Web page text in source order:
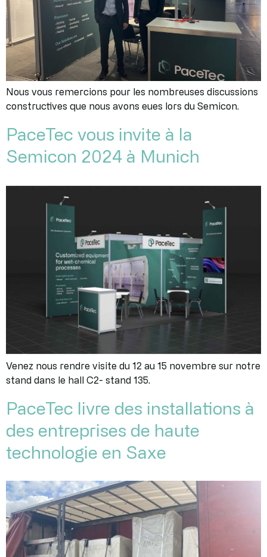
Nous vous remercions pour les nombreuses discussions
constructives que nous avons eues lors du Semicon.
PaceTec vous invite à la
Semicon 2024 à Munich
Venez nous rendre visite du 12 au 15 novembre sur notre
stand dans le hall C2- stand 135.
PaceTec livre des installations à
des entreprises de haute
technologie en Saxe